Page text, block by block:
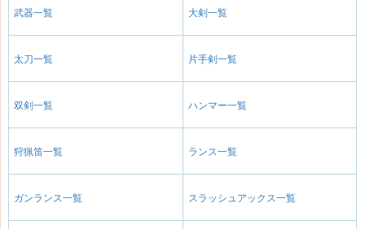
武器一覧 大剣一覧
太刀一覧 片手剣一覧
双剣一覧 ハンマー一覧
狩猟笛一覧 ランス一覧
ガンランス一覧 スラッシュアックス一覧